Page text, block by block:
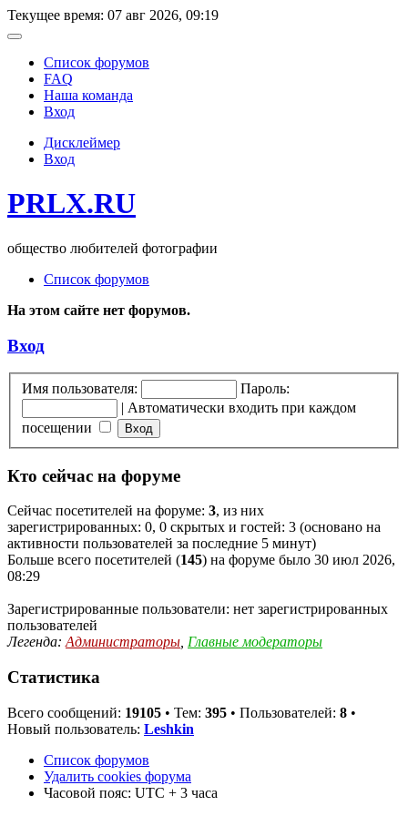
Текущее время: 07 авг 2026, 09:19
Список форумов
FAQ
Наша команда
Вход
Дисклеймер
Вход
PRLX.RU
общество любителей фотографии
Список форумов
На этом сайте нет форумов.
Вход
Имя пользователя:
Пароль:
| Автоматически входить при каждом
посещении
Кто сейчас на форуме
Сейчас посетителей на форуме: 3, из них
зарегистрированных: 0, 0 скрытых и гостей: 3 (основано на
активности пользователей за последние 5 минут)
Больше всего посетителей (145) на форуме было 30 июл 2026,
08:29
Зарегистрированные пользователи: нет зарегистрированных
пользователей
Легенда: Администраторы Главные модераторы
Статистика
Всего сообщений: 19105 • Тем: 395 • Пользователей: 8 •
Новый пользователь: Leshkin
Список форумов
Удалить cookies форума
Часовой пояс: UTC + 3 часа